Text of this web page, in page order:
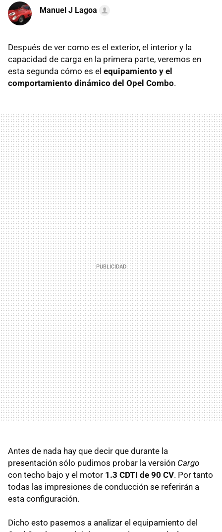
Manuel J Lagoa
Después de ver como es el exterior, el interior y la
capacidad de carga en la primera parte, veremos en
esta segunda cómo es el equipamiento y el
comportamiento dinámico del Opel Combo.
Antes de nada hay que decir que durante la
presentación sólo pudimos probar la versión Cargo
con techo bajo y el motor 1.3 CDTI de 90 CV. Por tanto
todas las impresiones de conducción se referirán a
esta configuración.
Dicho esto pasemos a analizar el equipamiento del